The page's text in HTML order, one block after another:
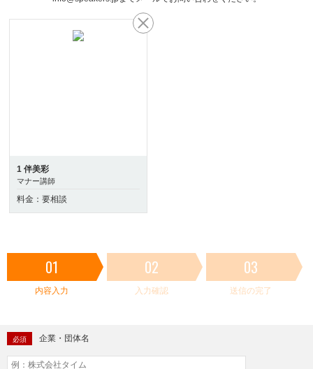
1 伴美彩
マナー講師
料金：要相談
01
内容入力
02
入力確認
03
送信の完了
必須 企業・団体名